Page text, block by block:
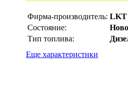
Фирма-производитель: LKT
Состояние:
Тип топлива:
Еще характеристики